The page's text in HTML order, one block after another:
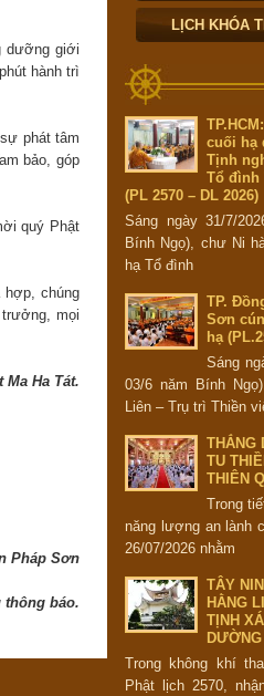
dưỡng giới
hành trì
phát tâm
bảo, góp
quý Phật
hợp, chúng
mọi
Ha Tát.
Pháp Sơn
thông báo.
LỊCH KHÓA
cuối hạ
Tịnh
Tổ đình
(PL 2570 – DL 2026)
Sáng ngày 31/7/
Bính Ngọ), chư Ni
hạ Tổ đình
TP.
Sơn
hạ
Sáng
03/6 năm Bính
Liên – Trụ trì Thiền
THẮNG
TU
THIÊN
Trong
năng lượng an lành
26/07/2026 nhằm
TÂY
HẰNG
TỊNH
Trong không khí
Phật lịch 2570,